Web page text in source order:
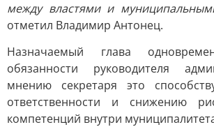
между властями и
отметил Владимир Антонец.
Назначаемый глава
обязанности руководителя
мнению секретаря это
ответственности и снижению
компетенций внутри